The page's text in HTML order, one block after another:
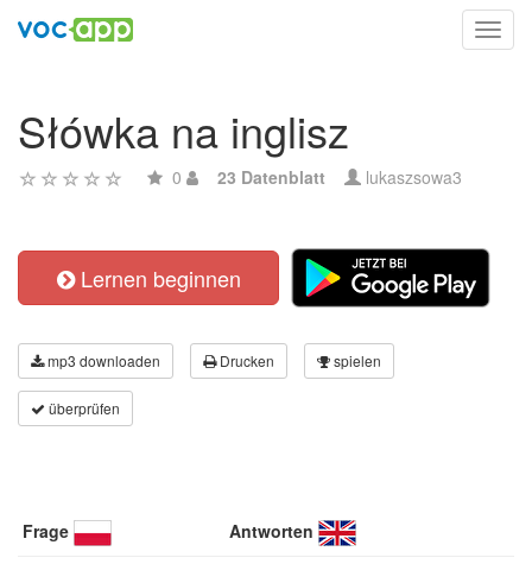
Słówka na inglisz
0 23 Datenblatt lukaszsowa3
Lernen beginnen
mp3 downloaden Drucken spielen
überprüfen
Frage Antworten